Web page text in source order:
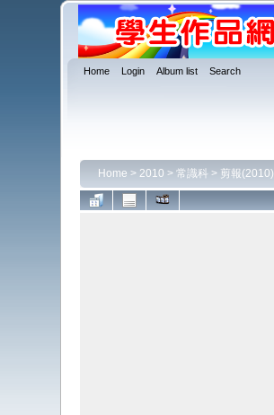
Home Login Album list Search
Home > 2010 > 常識科> 剪報(2010)